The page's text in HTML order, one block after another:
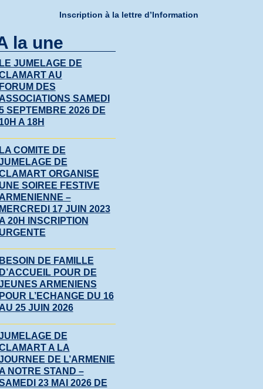
Inscription à la lettre d’Information
la une
JUMELAGE DE
AU
DES
SAMEDI
SEPTEMBRE 2026 DE
A 18H
COMITE DE
DE
ORGANISE
SOIREE FESTIVE
–
17 JUIN 2023
20H INSCRIPTION
DE FAMILLE
POUR DE
ARMENIENS
L’ECHANGE DU 16
25 JUIN 2026
DE
A LA
DE L’ARMENIE
NOTRE STAND –
23 MAI 2026 DE